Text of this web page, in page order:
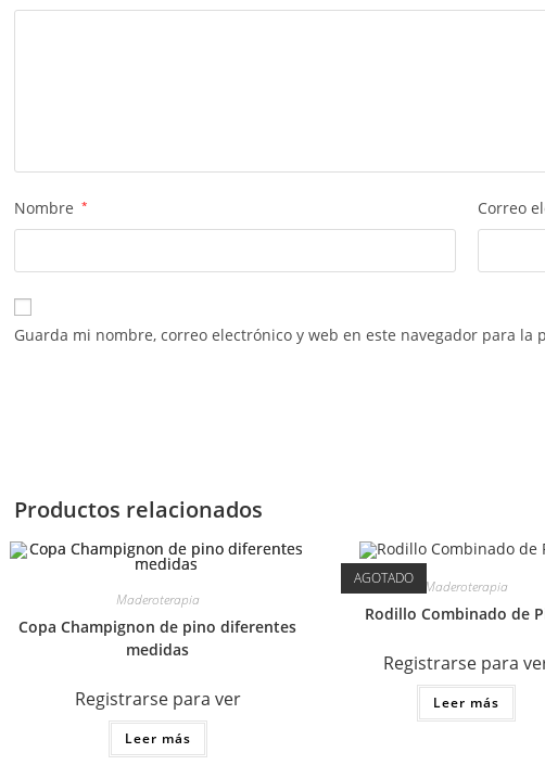
Nombre * Correo
Guarda mi nombre, correo electrónico y web en este navegador para la
Productos relacionados
Maderoterapia
Copa Champignon de pino diferentes
medidas
Registrarse para ver
Leer más
AGOTADO Maderoterapia
Rodillo Combinado de
Registrarse para
Leer más